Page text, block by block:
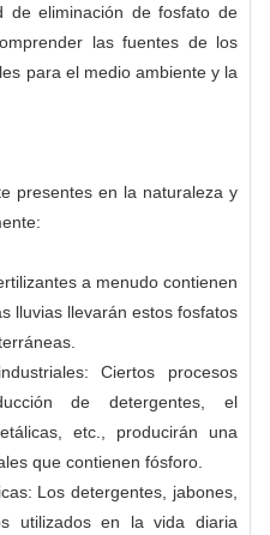
de eliminación de fosfato de
las fuentes de los
para el medio ambiente y la
presentes en la naturaleza y
a menudo contienen
lluvias llevarán estos fosfatos
Ciertos procesos
de detergentes, el
etc., producirán una
que contienen fósforo.
Los detergentes, jabones,
utilizados en la vida diaria